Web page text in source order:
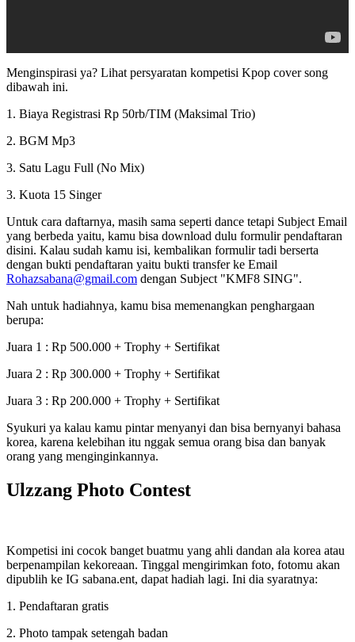
Menginspirasi ya? Lihat persyaratan kompetisi Kpop cover song
dibawah ini.
1. Biaya Registrasi Rp 50rb/TIM (Maksimal Trio)
2. BGM Mp3
3. Satu Lagu Full (No Mix)
3. Kuota 15 Singer
Untuk cara daftarnya, masih sama seperti dance tetapi Subject Email
yang berbeda yaitu, kamu bisa download dulu formulir pendaftaran
disini. Kalau sudah kamu isi, kembalikan formulir tadi berserta
dengan bukti pendaftaran yaitu bukti transfer ke Email
Rohazsabana@gmail.com dengan Subject "KMF8 SING".
Nah untuk hadiahnya, kamu bisa memenangkan penghargaan
berupa:
Juara 1 : Rp 500.000 + Trophy + Sertifikat
Juara 2 : Rp 300.000 + Trophy + Sertifikat
Juara 3 : Rp 200.000 + Trophy + Sertifikat
Syukuri ya kalau kamu pintar menyanyi dan bisa bernyanyi bahasa
korea, karena kelebihan itu nggak semua orang bisa dan banyak
orang yang menginginkannya.
Ulzzang Photo Contest
Kompetisi ini cocok banget buatmu yang ahli dandan ala korea atau
berpenampilan kekoreaan. Tinggal mengirimkan foto, fotomu akan
dipublih ke IG sabana.ent, dapat hadiah lagi. Ini dia syaratnya:
1. Pendaftaran gratis
2. Photo tampak setengah badan